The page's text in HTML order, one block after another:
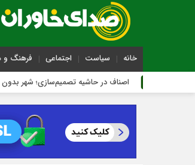
خانه سیاست اجتماعی فرهنگ و
اصناف در حاشیه تصمیم‌سازی؛ شهر بدون بازار به کجا